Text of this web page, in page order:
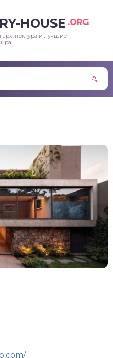
HOUSE .ORG
архитектура и лучшие